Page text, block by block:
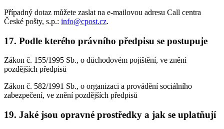
Případný dotaz můžete zaslat na e-mailovou adresu Call centra
České pošty, s.p.: info@cpost.cz.
17. Podle kterého právního předpisu se postupuje
Zákon č. 155/1995 Sb., o důchodovém pojištění, ve znění
pozdějších předpisů
Zákon č. 582/1991 Sb., o organizaci a provádění sociálního
zabezpečení, ve znění pozdějších předpisů
19. Jaké jsou opravné prostředky a jak se uplatňují